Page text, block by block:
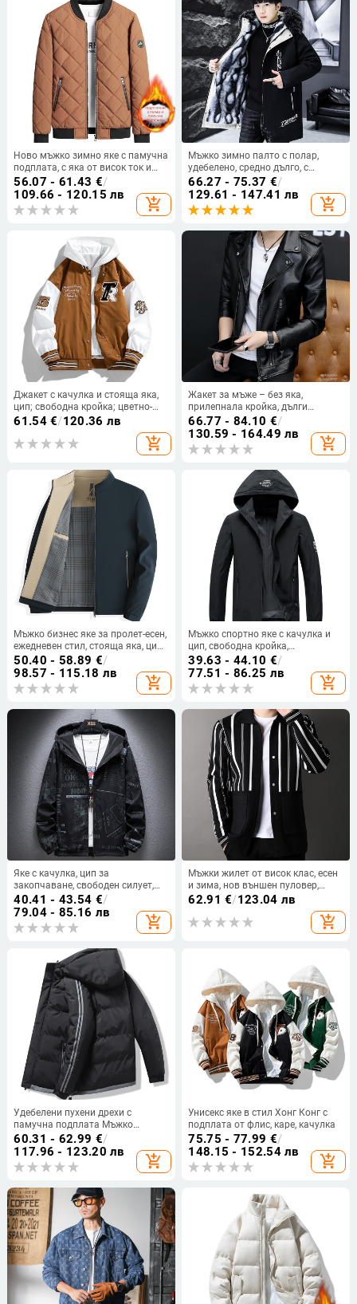
Ново мъжко зимно яке с памучна
подплата, с яка от висок ток и
полар, удебелено модерно
бейзболно яке с памучна
подплата, модно топло палто
56.07 - 61.43 €/
109.66 - 120.15 лв
add_shopping_cart
Мъжко зимно палто с полар,
удебелено, средно дълго, с
качулка и памучна подплата,
модерно младежко топло яке с
памучна подплата
66.27 - 75.37 €/
129.61 - 147.41 лв
add_shopping_cart
Джакет с качулка и стояща яка,
цип; свободна кройка; цветно-
блоково оформление; странични
подплата от 100% полиестер
61.54€/120.36 лв
add_shopping_cart
Жакет за мъже – без яка,
прилепнала кройка, дълги
ръкави, триизмерни джобове и
полиестерна тъкан
66.77 - 84.10 €/
130.59 - 164.49 лв
add_shopping_cart
Мъжко бизнес яке за пролет-есен,
ежедневен стил, стояща яка, цип
за закопчаване, джобове с цип,
прав силует, стандартна
дължина, дълги ръкави,
полиестерен плат и подплата
50.40 - 58.89 €/
98.57 - 115.18 лв
add_shopping_cart
Мъжко спортно яке с качулка и
цип, свободна кройка,
полиестерно външно платно,
подплата ацетат,
ветроустойчиво
39.63 - 44.10 €/
77.51 - 86.25 лв
add_shopping_cart
Яке с качулка, цип за
закопчаване, свободен силует,
полиестерен смесен плат и
подплата от полиестер, за пролет
и есен
40.41 - 43.54 €/
79.04 - 85.16 лв
add_shopping_cart
Мъжки жилет от висок клас, есен
и зима, нов външен пуловер,
моден принтиран, раиран, с
висока плътност, ежедневен
62.91 €/123.04 лв
add_shopping_cart
Удебелени пухени дрехи с
памучна подплата Мъжко
младежко зимно качулка топло
памучно палто Мъжко горно
памучно палто Зимна мода
60.31 - 62.99 €/
117.96 - 123.20 лв
add_shopping_cart
Унисекс яке в стил Хонг Конг с
подплата от флис, каре, качулка
75.75 - 77.99 €/
148.15 - 152.54 лв
add_shopping_cart